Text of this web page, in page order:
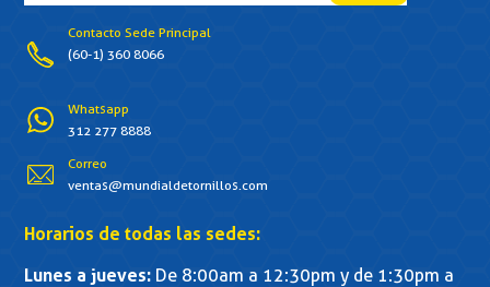
Contacto Sede Principal
(60-1) 360 8066
Whatsapp
312 277 8888
Correo
ventas@mundialdetornillos.com
Horarios de todas las sedes:
Lunes a jueves: De 8:00am a 12:30pm y de 1:30pm a